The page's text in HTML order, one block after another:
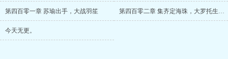
第四百零一章 苏瑜出手，大战羽笙 第四百零二章 集齐定海珠，大罗托生，圣人赌约
今天无更。